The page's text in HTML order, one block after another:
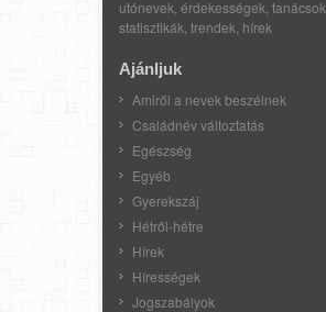
utónevek, érdekességek, tanácsok,
statisztikák, trendek, hírek
Ajánljuk
Amiről a nevek beszélnek
Családnév változtatás
Egészség
Egyéb
Gyerekszáj
Hétről-hétre
Hírek
Hírességek
Jogszabályok